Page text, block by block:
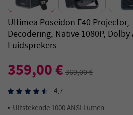
Ultimea Poseidon E40 Projector,
Decodering, Native 1080P, Dolby
Luidsprekers
359,00 €369,00 €
4,7
Uitstekende 1000 ANSI Lumen